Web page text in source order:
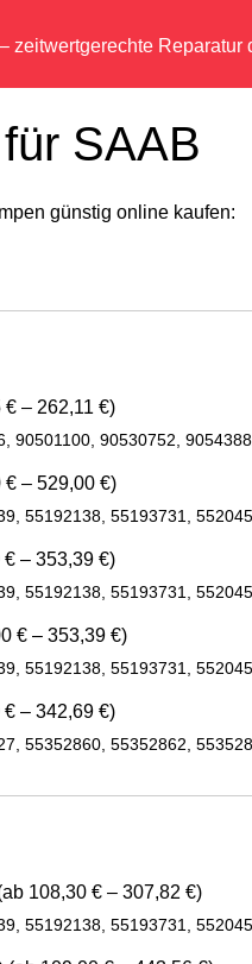
– zeitwertgerechte Reparatur
SAAB
günstig online kaufen:
€ – 262,11 €)
90501100, 90530752,
€ – 529,00 €)
55192138, 55193731,
€ – 353,39 €)
55192138, 55193731,
€ – 353,39 €)
55192138, 55193731,
€ – 342,69 €)
55352860, 55352862,
108,30 € – 307,82 €)
55192138, 55193731,